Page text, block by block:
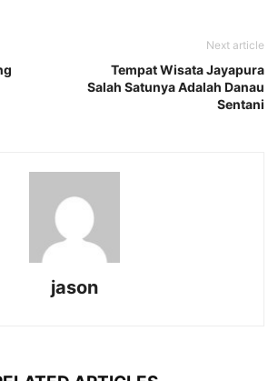
Next article
Tempat Wisata Jayapura
Salah Satunya Adalah Danau
Sentani
jason